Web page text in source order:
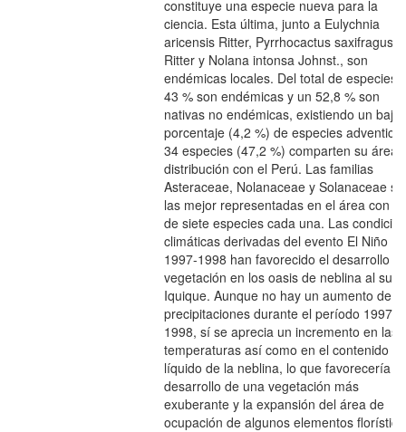
constituye una especie nueva para la
ciencia. Esta última, junto a Eulychnia
aricensis Ritter, Pyrrhocactus saxifragus
Ritter y Nolana intonsa Johnst., son
endémicas locales. Del total de especies,
43 % son endémicas y un 52,8 % son
nativas no endémicas, existiendo un bajo
porcentaje (4,2 %) de especies
34 especies (47,2 %) comparten su área
distribución con el Perú. Las familias
Asteraceae, Nolanaceae y Solanaceae
las mejor representadas en el área con
de siete especies cada una. Las
climáticas derivadas del evento El Niño
1997-1998 han favorecido el desarrollo
vegetación en los oasis de neblina al sur
Iquique. Aunque no hay un aumento de
precipitaciones durante el período 1997-
1998, sí se aprecia un incremento en las
temperaturas así como en el contenido
líquido de la neblina, lo que favorecería el
desarrollo de una vegetación más
exuberante y la expansión del área de
ocupación de algunos elementos